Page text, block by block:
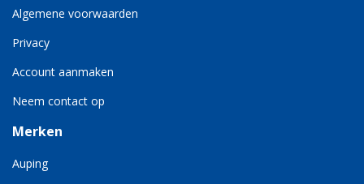
Algemene voorwaarden
Privacy
Account aanmaken
Neem contact op
Merken
Auping